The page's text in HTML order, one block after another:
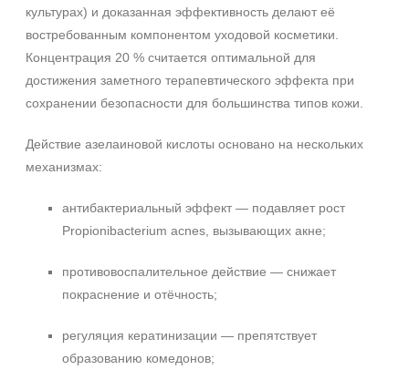
культурах) и доказанная эффективность делают её
востребованным компонентом уходовой косметики.
Концентрация 20 % считается оптимальной для
достижения заметного терапевтического эффекта при
сохранении безопасности для большинства типов кожи.
Действие азелаиновой кислоты основано на нескольких
механизмах:
антибактериальный эффект — подавляет рост
Propionibacterium acnes, вызывающих акне;
противовоспалительное действие — снижает
покраснение и отёчность;
регуляция кератинизации — препятствует
образованию комедонов;